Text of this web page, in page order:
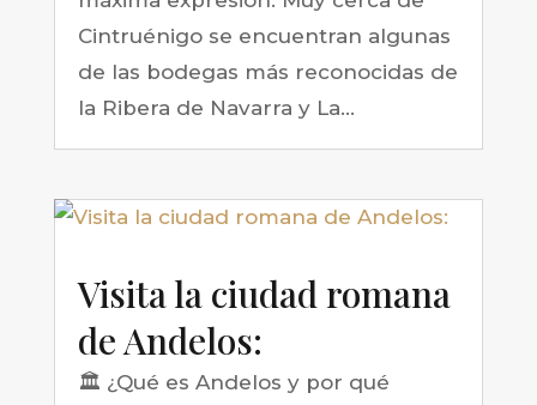
Cintruénigo se encuentran algunas
de las bodegas más reconocidas de
la Ribera de Navarra y La...
Visita la ciudad romana
de Andelos:
🏛 ¿Qué es Andelos y por qué